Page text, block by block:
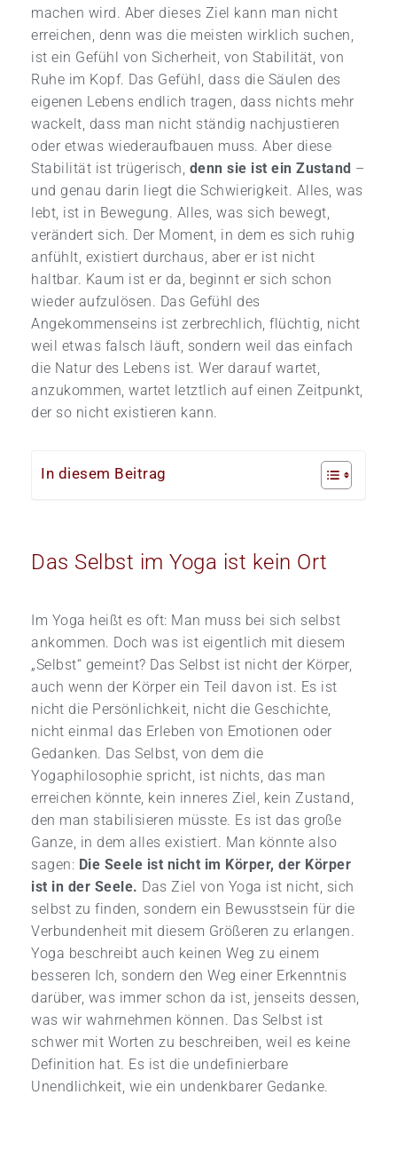
machen wird. Aber dieses Ziel kann man nicht
erreichen, denn was die meisten wirklich suchen,
ist ein Gefühl von Sicherheit, von Stabilität, von
Ruhe im Kopf. Das Gefühl, dass die Säulen des
eigenen Lebens endlich tragen, dass nichts mehr
wackelt, dass man nicht ständig nachjustieren
oder etwas wiederaufbauen muss. Aber diese
Stabilität ist trügerisch, denn sie ist ein Zustand –
und genau darin liegt die Schwierigkeit. Alles, was
lebt, ist in Bewegung. Alles, was sich bewegt,
verändert sich. Der Moment, in dem es sich ruhig
anfühlt, existiert durchaus, aber er ist nicht
haltbar. Kaum ist er da, beginnt er sich schon
wieder aufzulösen. Das Gefühl des
Angekommenseins ist zerbrechlich, flüchtig, nicht
weil etwas falsch läuft, sondern weil das einfach
die Natur des Lebens ist. Wer darauf wartet,
anzukommen, wartet letztlich auf einen Zeitpunkt,
der so nicht existieren kann.
In diesem Beitrag
Das Selbst im Yoga ist kein Ort
Im Yoga heißt es oft: Man muss bei sich selbst
ankommen. Doch was ist eigentlich mit diesem
„Selbst“ gemeint? Das Selbst ist nicht der Körper,
auch wenn der Körper ein Teil davon ist. Es ist
nicht die Persönlichkeit, nicht die Geschichte,
nicht einmal das Erleben von Emotionen oder
Gedanken. Das Selbst, von dem die
Yogaphilosophie spricht, ist nichts, das man
erreichen könnte, kein inneres Ziel, kein Zustand,
den man stabilisieren müsste. Es ist das große
Ganze, in dem alles existiert. Man könnte also
sagen: Die Seele ist nicht im Körper, der Körper
ist in der Seele. Das Ziel von Yoga ist nicht, sich
selbst zu finden, sondern ein Bewusstsein für die
Verbundenheit mit diesem Größeren zu erlangen.
Yoga beschreibt auch keinen Weg zu einem
besseren Ich, sondern den Weg einer Erkenntnis
darüber, was immer schon da ist, jenseits dessen,
was wir wahrnehmen können. Das Selbst ist
schwer mit Worten zu beschreiben, weil es keine
Definition hat. Es ist die undefinierbare
Unendlichkeit, wie ein undenkbarer Gedanke.